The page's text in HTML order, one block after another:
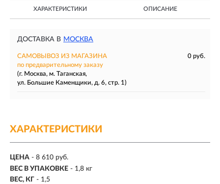
ХАРАКТЕРИСТИКИ ОПИСАНИЕ
ДОСТАВКА В МОСКВА
САМОВЫВОЗ ИЗ МАГАЗИНА
0 руб.
по предварительному заказу
(г. Москва, м. Таганская,
ул. Большие Каменщики, д. 6, стр. 1)
ХАРАКТЕРИСТИКИ
ЦЕНА - 8 610 руб.
ВЕС В УПАКОВКЕ - 1,8 кг
ВЕС, КГ - 1,5